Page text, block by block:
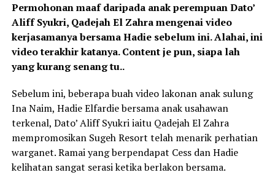
Permohonan maaf daripada anak perempuan Dato’
Aliff Syukri, Qadejah El Zahra mengenai video
kerjasamanya bersama Hadie sebelum ini. Alahai, ini
video terakhir katanya. Content je pun, siapa lah
yang kurang senang tu..
Sebelum ini, beberapa buah video lakonan anak sulung
Ina Naim, Hadie Elfardie bersama anak usahawan
terkenal, Dato’ Aliff Syukri iaitu Qadejah El Zahra
mempromosikan Sugeh Resort telah menarik perhatian
warganet. Ramai yang berpendapat Cess dan Hadie
kelihatan sangat serasi ketika berlakon bersama.